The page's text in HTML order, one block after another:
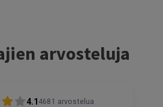
arvosteluja
4.1 4681 arvostelua